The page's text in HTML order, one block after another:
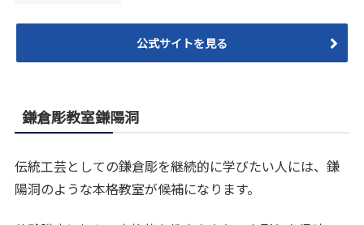
公式サイトを見る
鎌倉彫教室鎌陽洞
伝統工芸としての鎌倉彫を継続的に学びたい人には、鎌
陽洞のような本格教室が候補になります。